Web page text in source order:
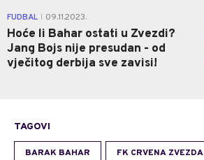
FUDBAL 09.11.2023.
Hoće li Bahar ostati u Zvezdi?
Jang Bojs nije presudan - od
vječitog derbija sve zavisi!
TAGOVI
BARAK BAHAR FK CRVENA ZVEZDA